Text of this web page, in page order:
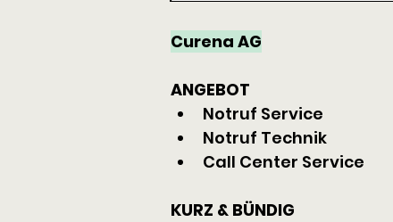
Curena AG
ANGEBOT
Notruf Service
Notruf Technik
Call Center Service
KURZ & BÜNDIG